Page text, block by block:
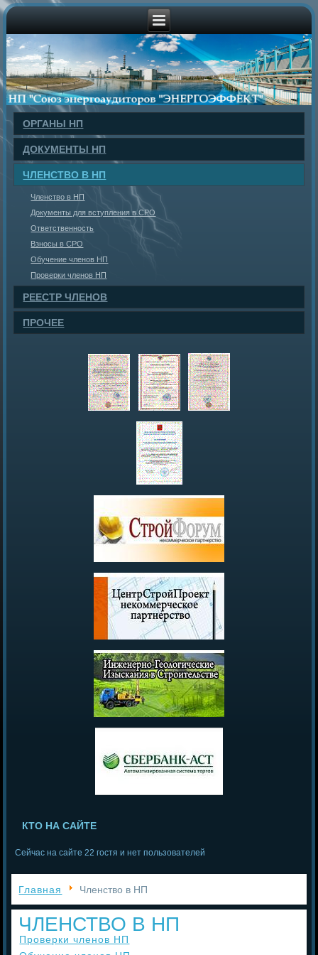
ОРГАНЫ НП
ДОКУМЕНТЫ НП
ЧЛЕНСТВО В НП
Членство в НП
Документы для вступления в СРО
Ответственность
Взносы в СРО
Обучение членов НП
Проверки членов НП
РЕЕСТР ЧЛЕНОВ
ПРОЧЕЕ
КТО НА САЙТЕ
Сейчас на сайте 22 гостя и нет пользователей
Главная Членство в НП
ЧЛЕНСТВО В НП
Проверки членов НП